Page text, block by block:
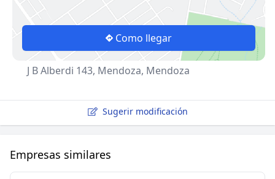
Como llegar
J B Alberdi 143, Mendoza, Mendoza
Sugerir modificación
Empresas similares